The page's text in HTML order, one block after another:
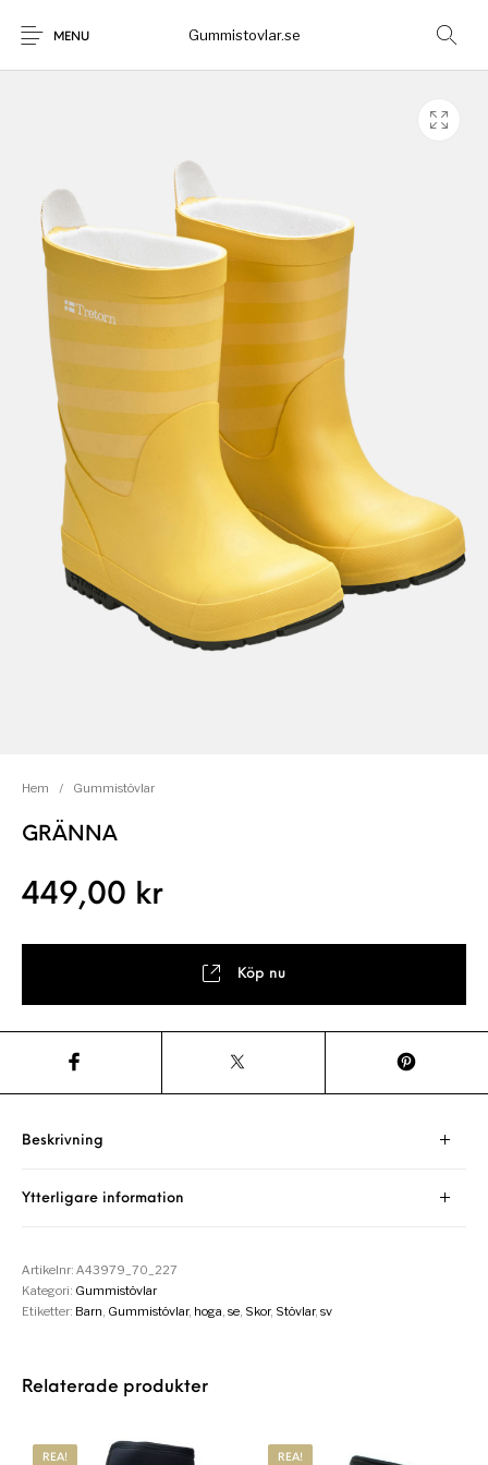
MENU Gummistovlar.se
Rea!
Hem / Gummistövlar
GRÄNNA
449,00 kr
Köp nu
Beskrivning
Ytterligare information
Artikelnr:A43979_70_227
Kategori: Gummistövlar
Etiketter: Barn Gummistövlar, hoga ,se Skor, Stövlar,sv
Relaterade produkter
REA! REA!